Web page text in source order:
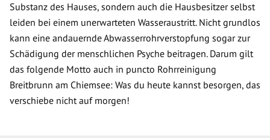
Substanz des Hauses, sondern auch die Hausbesitzer selbst
leiden bei einem unerwarteten Wasseraustritt. Nicht grundlos
kann eine andauernde Abwasserrohrverstopfung sogar zur
Schädigung der menschlichen Psyche beitragen. Darum gilt
das folgende Motto auch in puncto Rohrreinigung
Breitbrunn am Chiemsee: Was du heute kannst besorgen, das
verschiebe nicht auf morgen!